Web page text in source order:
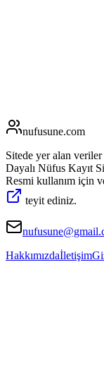
nufusune.com
Sitede yer alan
Dayalı Nüfus Kayıt
Resmi kullanım için
teyit ediniz.
Hakkımızdaİletişim